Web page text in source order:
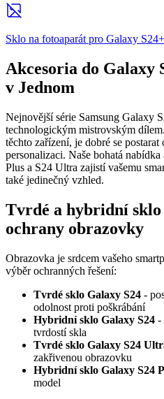
Sklo na fotoaparát pro Galaxy
Akcesoria do Galaxy
v Jednom
Nejnovější série Samsung Galaxy
technologickým mistrovským
těchto zařízení, je dobré se
personalizaci. Naše bohatá
Plus a S24 Ultra zajistí vašemu
také jedinečný vzhled.
Tvrdé a hybridní sklo
ochrany obrazovky
Obrazovka je srdcem vašeho
výběr ochranných řešení:
Tvrdé sklo Galaxy S24 -
odolnost proti poškrábání
Hybridní sklo Galaxy S24 -
tvrdostí skla
Tvrdé sklo Galaxy S24
zakřivenou obrazovku
Hybridní sklo Galaxy S24
model